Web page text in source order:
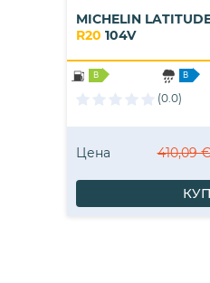
MICHELIN
R20 104V
B B
(0.0)
Цена 410,09 €